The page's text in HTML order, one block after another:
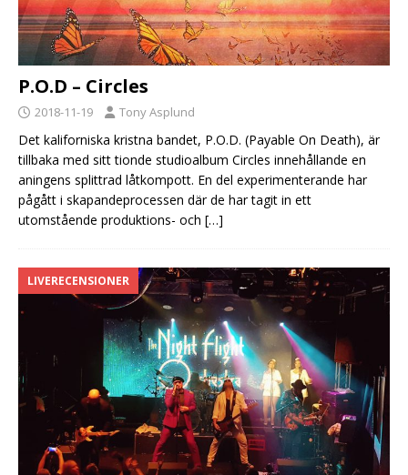
P.O.D – Circles
2018-11-19 Tony Asplund
Det kaliforniska kristna bandet, P.O.D. (Payable On Death), är
tillbaka med sitt tionde studioalbum Circles innehållande en
aningens splittrad låtkompott. En del experimenterande har
pågått i skapandeprocessen där de har tagit in ett
utomstående produktions- och […]
LIVERECENSIONER